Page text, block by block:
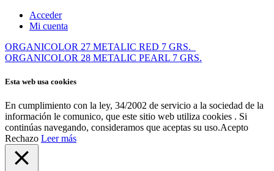
Acceder
Mi cuenta
ORGANICOLOR 27 METALIC RED 7 GRS.
ORGANICOLOR 28 METALIC PEARL 7 GRS.
Esta web usa cookies
En cumplimiento con la ley, 34/2002 de servicio a la sociedad de la
información le comunico, que este sitio web utiliza cookies . Si
continúas navegando, consideramos que aceptas su uso.Acepto
Rechazo Leer más